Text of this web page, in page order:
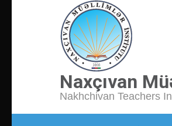
Naxçıvan
Nakhchivan Teachers